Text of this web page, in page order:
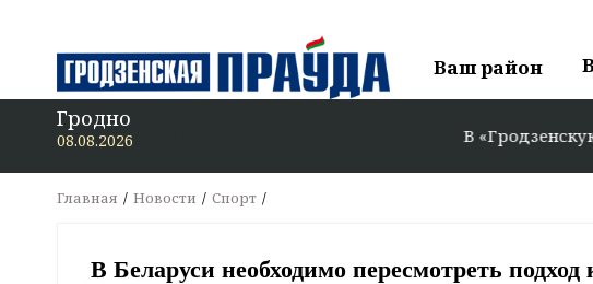
Ваш район
Гродно
08.08.2026 В «Гродзенскую
Главная Новости Спорт
В Беларуси необходимо пересмотреть